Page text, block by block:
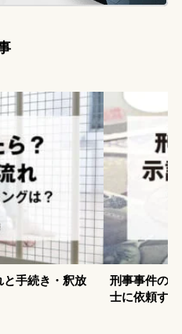
と手続き・釈放
刑事事件の
士に依頼す